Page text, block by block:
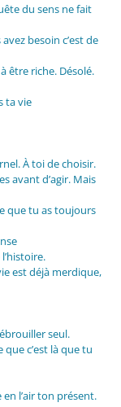
du sens ne fait
besoin c’est de
être riche. Désolé.
ta vie
À toi de choisir.
avant d’agir. Mais
que tu as toujours
est déjà merdique,
seul.
c’est là que tu
l’air ton présent.